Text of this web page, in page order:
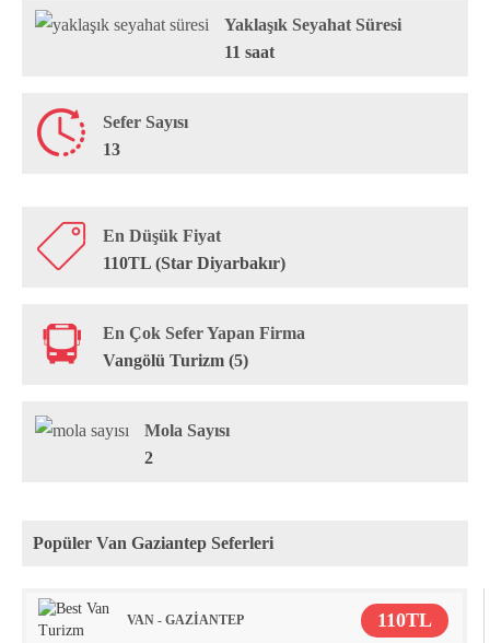
Yaklaşık Seyahat Süresi
11 saat
Sefer Sayısı
13
En Düşük Fiyat
110TL (Star Diyarbakır)
En Çok Sefer Yapan Firma
Vangölü Turizm (5)
Mola Sayısı
2
Popüler Van Gaziantep Seferleri
VAN - GAZİANTEP 110TL